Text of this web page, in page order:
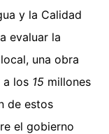
y la Calidad
evaluar la
una obra
a los 15 millones
de estos
el gobierno